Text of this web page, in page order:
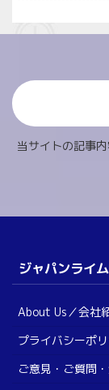
当サイトの記事
ジャパンライ
About Us／会社
プライバシーポ
ご意見・ご質問